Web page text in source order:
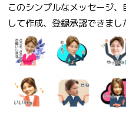
このシンプルなメッセージ
して作成、登録承認できまし